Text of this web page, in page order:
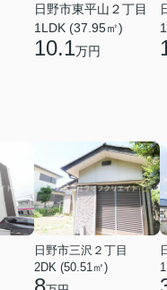
日野市東平山２丁目
1LDK (37.95㎡)
10.1万円
日野市三沢２丁目
2DK (50.51㎡)